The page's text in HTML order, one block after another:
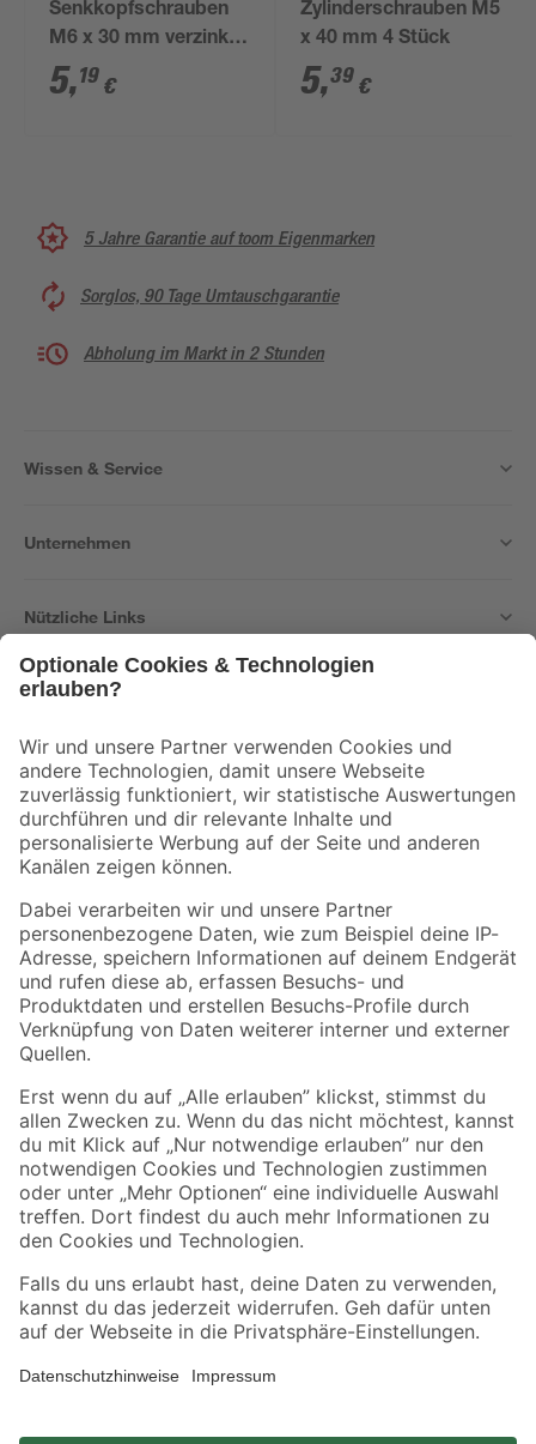
Senkkopfschrauben
M6 x 30 mm verzinkt
DIN 963 30 Stück
5,19 €
Zylinderschrauben M5
x 40 mm 4 Stück
5,39 €
5 Jahre Garantie auf toom Eigenmarken
Sorglos, 90 Tage Umtauschgarantie
Abholung im Markt in 2 Stunden
Wissen & Service
Unternehmen
Nützliche Links
Der toom Newsletter: Keine Angebote und Aktionen mehr verpassen!
Zur Newsletter Anmeldung
Folge uns
Zahlungsarten Versandarten
Sicher einkaufen
Jetzt die toom-App herunterladen
Alle Preisangaben in EUR inkl. gesetzl. MwSt.. Die dargestellten Angebote sind unter
Umständen nicht in allen Märkten verfügbar. Die angegebenen Verfügbarkeiten beziehen
Produkte nur solange der Vorrat reicht.
*Paketversand ab 59 € versandkostenfrei, gilt nicht für Artikel mit Speditionsversand, hier